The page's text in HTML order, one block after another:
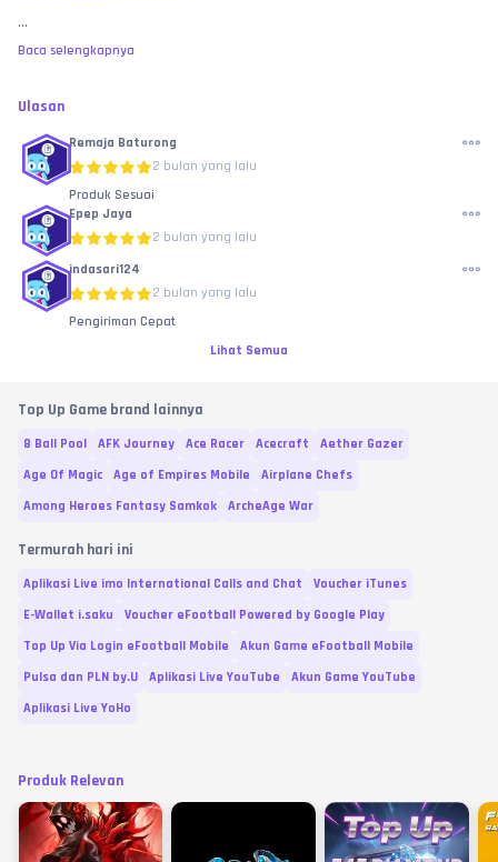
...
Baca selengkapnya
Ulasan
Remaja Baturong
2 bulan yang lalu
Produk Sesuai
Epep Jaya
2 bulan yang lalu
indasari124
2 bulan yang lalu
Pengiriman Cepat
Lihat Semua
Top Up Game brand lainnya
8 Ball Pool AFK Journey Ace Racer Acecraft
Aether Gazer
Age Of Magic
Age of Empires Mobile
Airplane Chefs
Among Heroes Fantasy Samkok
ArcheAge War
Termurah hari ini
Aplikasi Live imo International Calls and Chat
Voucher iTunes
E-Wallet i.saku
Voucher eFootball Powered by Google Play
Top Up Via Login eFootball Mobile
Akun Game eFootball Mobile
Pulsa dan PLN by.U
Aplikasi Live YouTube
Akun Game YouTube
Aplikasi Live YoHo
Produk Relevan